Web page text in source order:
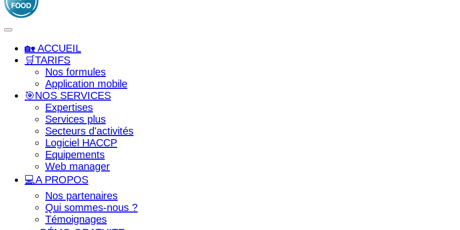
🏡 ACCUEIL
🛒TARIFS
Nos formules
Application mobile
🎯NOS SERVICES
Expertises
Services plus
Secteurs d'activités
Logiciel HACCP
Equipements
Web manager
💻A PROPOS
Nos partenaires
Qui sommes-nous ?
Témoignages